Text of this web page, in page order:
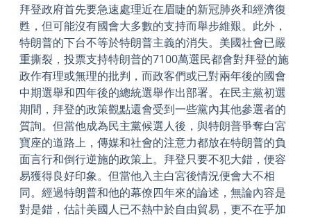
拜登政府首先要急速處理近在眉睫的新冠肺炎和經濟復
甦，但可能沒有國會大多數的支持而舉步維艱。此外，
特朗普的下台不等於特朗普主義的消失。美國社會已嚴
重撕裂，投票支持特朗普的7100萬選民都會對拜登的施
政作有理或無理的批判，而政客們或已對兩年後的國會
中期選舉和四年後的總統選舉作出部署。在民主黨初選
期間，拜登的政策觀點還會受到一些黨內其他參選者的
質詢。但當他成為民主黨候選人後，與特朗普爭奪白宮
寶座的道路上，傳媒和社會的注意力都放在特朗普的負
面言行和倒行逆施的政策上。拜登只要不犯大錯，便容
易獲得良好印象。但當他入主白宮後情況便會大不相
同。經過特朗普和他的幕僚四年來的論述，無論內容是
對是錯，估計美國人已不熱中於自由貿易，更不在乎加